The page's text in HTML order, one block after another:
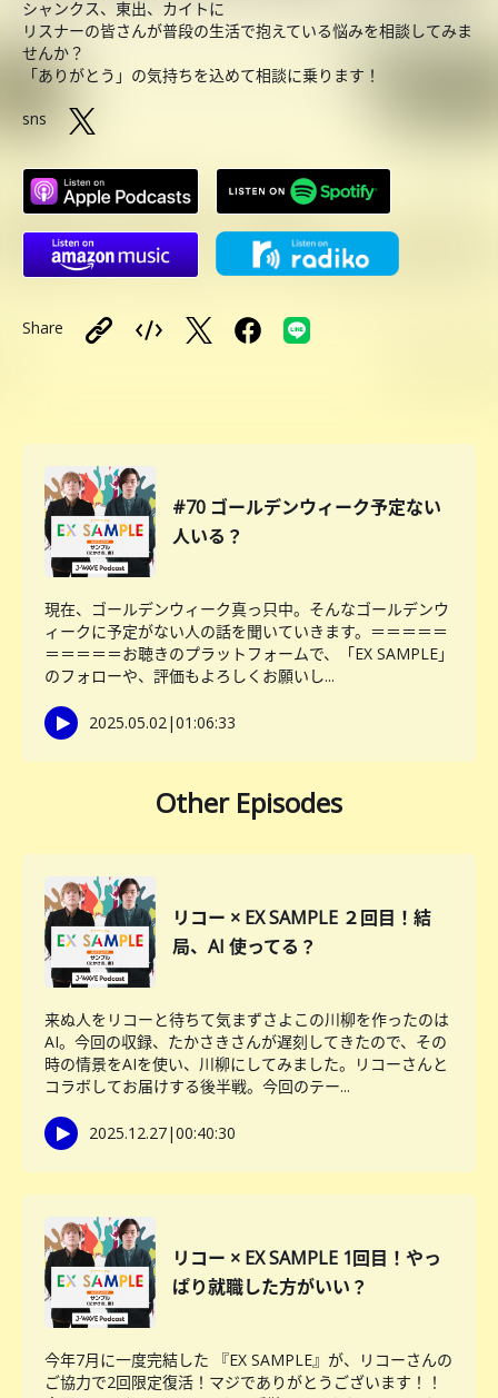
シャンクス、東出、カイトに
リスナーの皆さんが普段の生活で抱えている悩みを相談してみま
せんか？
「ありがとう」の気持ちを込めて相談に乗ります！
sns
Share
#70 ゴールデンウィーク予定ない
人いる？
現在、ゴールデンウィーク真っ只中。そんなゴールデンウ
ィークに予定がない人の話を聞いていきます。＝＝＝＝＝
＝＝＝＝＝お聴きのプラットフォームで、「EX SAMPLE」
のフォローや、評価もよろしくお願いし...
2025.05.02|01:06:33
Other Episodes
リコー × EX SAMPLE ２回目！結
局、AI 使ってる？
来ぬ人をリコーと待ちて気まずさよこの川柳を作ったのは
AI。今回の収録、たかさきさんが遅刻してきたので、その
時の情景をAIを使い、川柳にしてみました。リコーさんと
コラボしてお届けする後半戦。今回のテー...
2025.12.27|00:40:30
リコー × EX SAMPLE 1回目！やっ
ぱり就職した方がいい？
今年7月に一度完結した 『EX SAMPLE』が、リコーさんの
ご協力で2回限定復活！マジでありがとうございます！！